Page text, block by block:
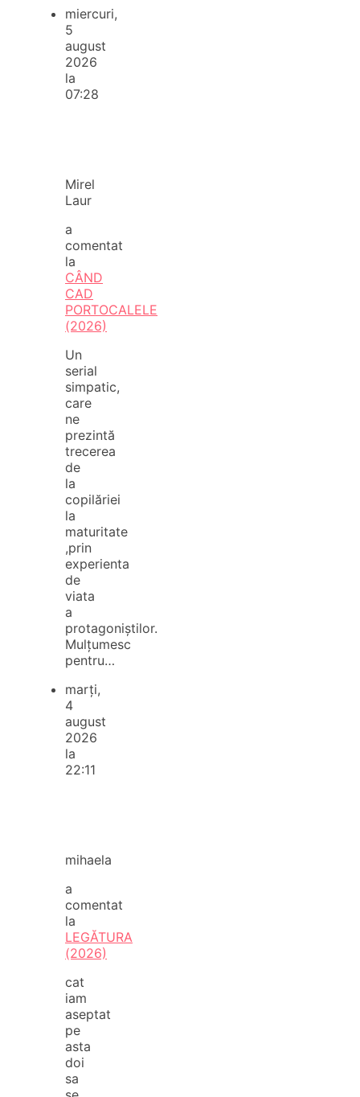
miercuri,
5
august
2026
la
07:28
Mirel
Laur
a
comentat
la
CÂND
CAD
PORTOCALELE
(2026)
Un
serial
simpatic,
care
ne
prezintă
trecerea
de
la
copilăriei
la
maturitate
,prin
experienta
de
viata
a
protagoniștilor.
Mulțumesc
pentru…
marți,
4
august
2026
la
22:11
mihaela
a
comentat
la
LEGĂTURA
(2026)
cat
iam
aseptat
pe
asta
doi
sa